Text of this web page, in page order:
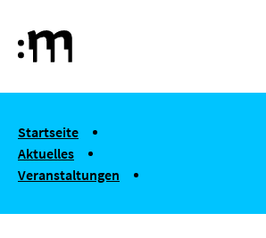
Hochschule für Musik und Tanz Köln
You are here:
Startseite
Aktuelles
Veranstaltungen
Musik zum Advent auf der Großkölnstraße